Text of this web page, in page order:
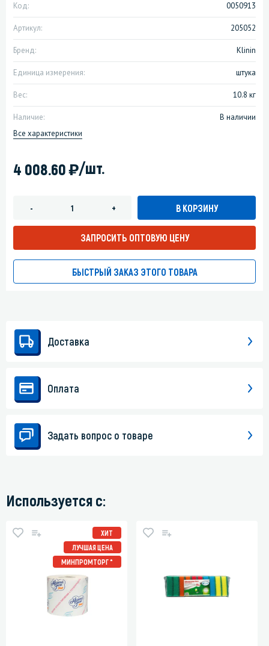
Код: 0050913
Артикул: 205052
Бренд: Klinin
Единица измерения: штука
Вес: 10.8 кг
Наличие:
В наличии
Все характеристики
4 008.60)/шт.
- + В КОРЗИНУ
ЗАПРОСИТЬ ОПТОВУЮ ЦЕНУ
БЫСТРЫЙ ЗАКАЗ ЭТОГО ТОВАРА
Доставка
Оплата
Задать вопрос о товаре
Используется с:
ХИТ
ЛУЧШАЯ ЦЕНА
МИНПРОМТОРГ *